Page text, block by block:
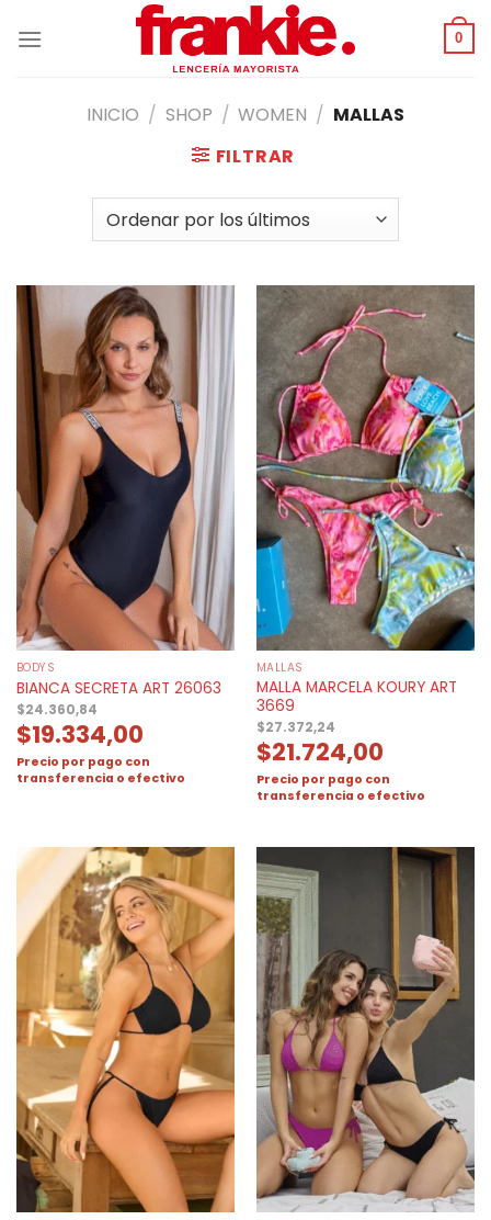
0
INICIO / SHOP / WOMEN / MALLAS
FILTRAR
BODYS
BIANCA SECRETA ART 26063
$24.360,84
$19.334,00
Precio por pago con
transferencia o efectivo
MALLAS
MALLA MARCELA KOURY ART
3669
$27.372,24
$21.724,00
Precio por pago con
transferencia o efectivo